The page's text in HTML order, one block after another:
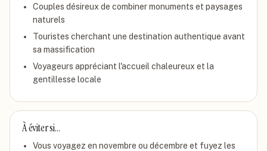
Couples désireux de combiner monuments et paysages
naturels
Touristes cherchant une destination authentique avant
sa massification
Voyageurs appréciant l'accueil chaleureux et la
gentillesse locale
À éviter si…
Vous voyagez en novembre ou décembre et fuyez les